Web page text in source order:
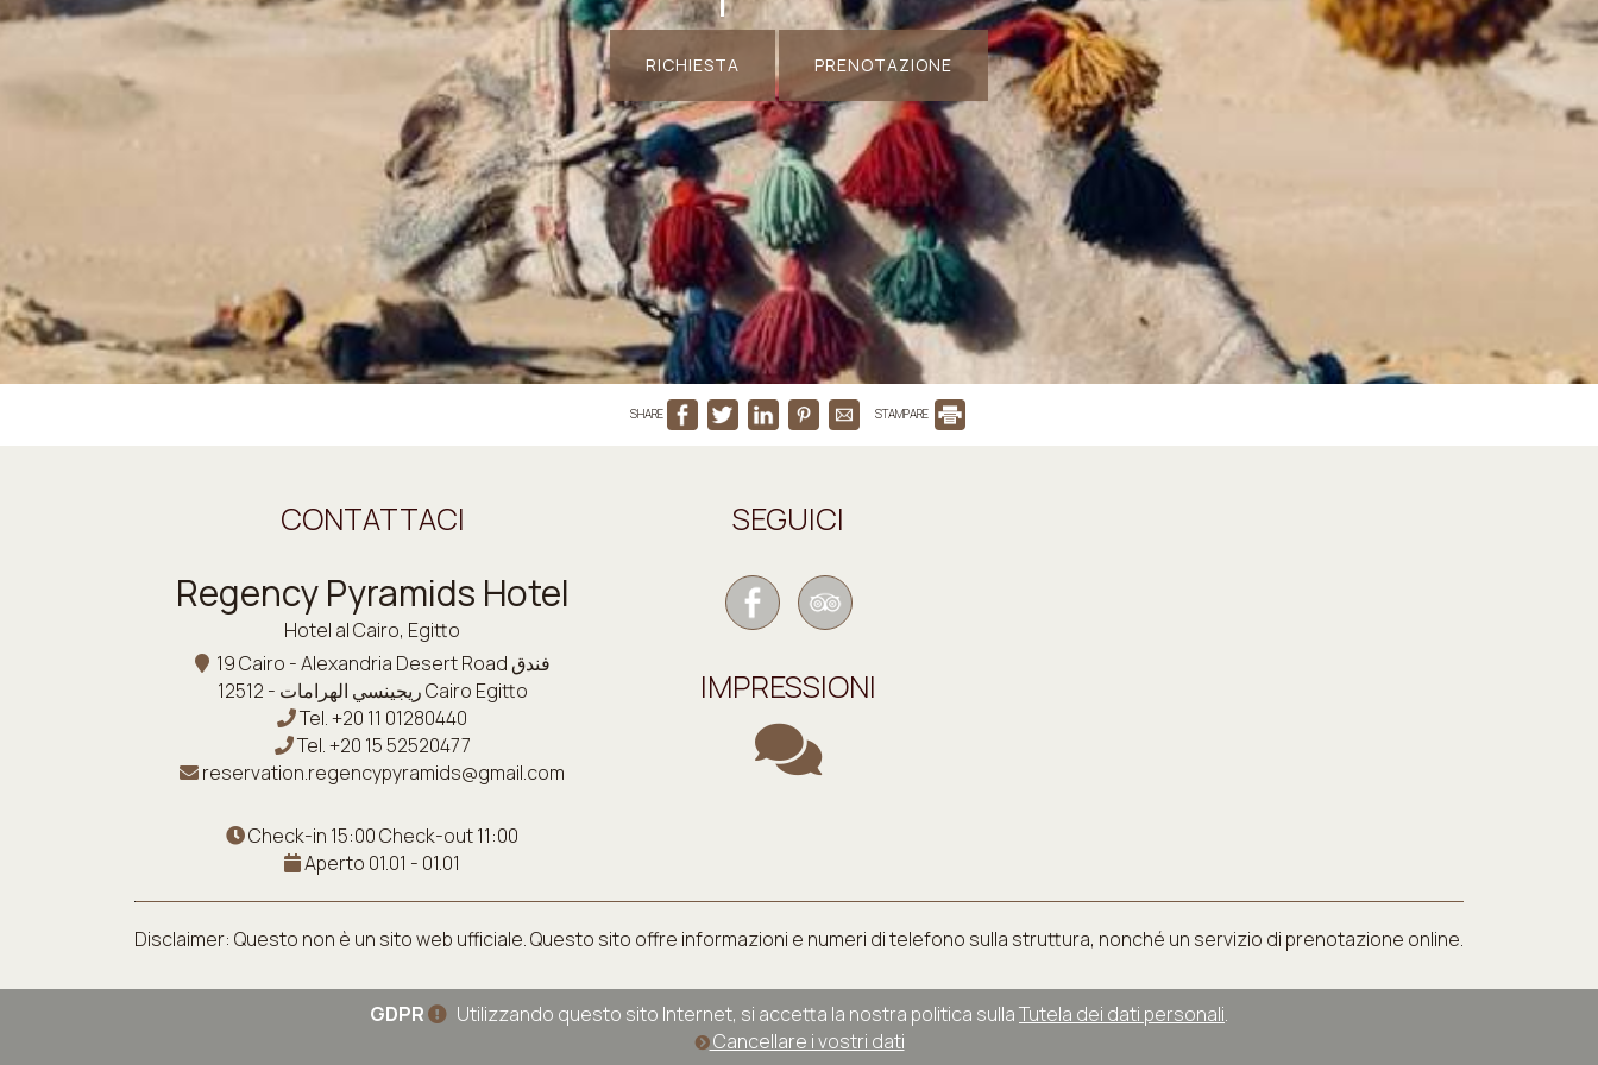
RICHIESTA PRENOTAZIONE
SHARE STAMPARE
CONTATTACI
Regency Pyramids Hotel
Hotel al Cairo, Egitto
19 Cairo - Alexandria Desert Road فندق
ريجينسي الهرامات - 12512 Cairo Egitto
Tel.+20 11 01280440
Tel.+20 15 52520477
reservation.regencypyramids@gmail.com
Check-in 15:00 Check-out 11:00
Aperto 01.01 - 01.01
SEGUICI
IMPRESSIONI
Disclaimer: Questo non è un sito web ufficiale. Questo sito offre informazioni e numeri di telefono sulla struttura, nonché un servizio di prenotazione online.
GDPR Utilizzando questo sito Internet, si accetta la nostra politica sullaTutela dei dati personali.
Cancellare i vostri dati